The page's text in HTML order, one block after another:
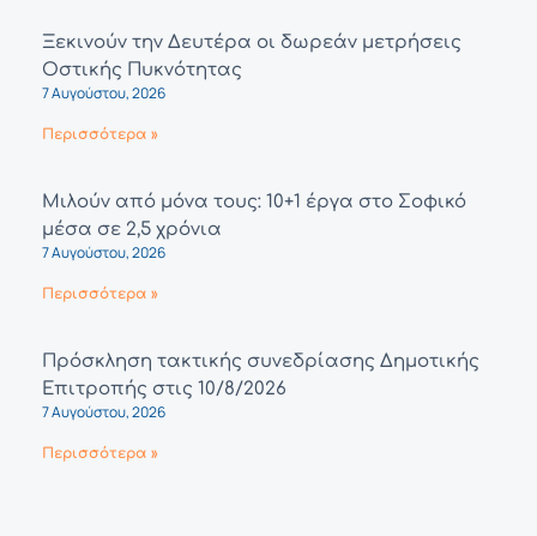
Ξεκινούν την Δευτέρα οι δωρεάν μετρήσεις
Οστικής Πυκνότητας
7 Αυγούστου, 2026
Περισσότερα »
Μιλούν από μόνα τους: 10+1 έργα στο Σοφικό
μέσα σε 2,5 χρόνια
7 Αυγούστου, 2026
Περισσότερα »
Πρόσκληση τακτικής συνεδρίασης Δημοτικής
Επιτροπής στις 10/8/2026
7 Αυγούστου, 2026
Περισσότερα »